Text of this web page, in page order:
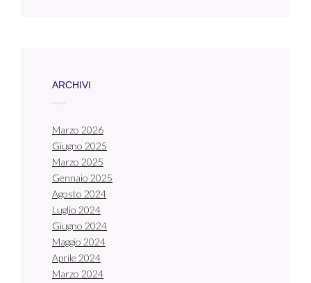
ARCHIVI
Marzo 2026
Giugno 2025
Marzo 2025
Gennaio 2025
Agosto 2024
Luglio 2024
Giugno 2024
Maggio 2024
Aprile 2024
Marzo 2024